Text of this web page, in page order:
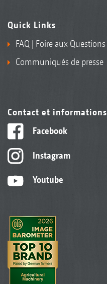
Quick Links
FAQ | Foire aux Questions
Communiqués de presse
Contact et informations
Facebook
Instagram
Youtube